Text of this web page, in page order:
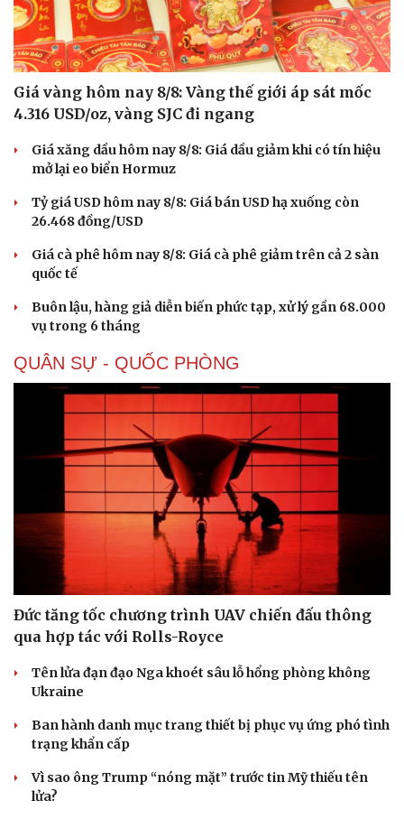
Doanh nghiệp
Thông tin doanh nghiệp
Doanh nhân
Vì cộng đồng
Công nghệ
Sành điệu
Tin Công nghệ
Trải nghiệm
Chuyển đổi số
Giá vàng hôm nay 8/8: Vàng thế giới áp sát mốc
4.316 USD/oz, vàng SJC đi ngang
Giá xăng dầu hôm nay 8/8: Giá dầu giảm khi có tín hiệu
mở lại eo biển Hormuz
Tỷ giá USD hôm nay 8/8: Giá bán USD hạ xuống còn
26.468 đồng/USD
Giá cà phê hôm nay 8/8: Giá cà phê giảm trên cả 2 sàn
quốc tế
Buôn lậu, hàng giả diễn biến phức tạp, xử lý gần 68.000
vụ trong 6 tháng
QUÂN SỰ - QUỐC PHÒNG
Đức tăng tốc chương trình UAV chiến đấu thông
qua hợp tác với Rolls-Royce
Tên lửa đạn đạo Nga khoét sâu lỗ hổng phòng không
Ukraine
Ban hành danh mục trang thiết bị phục vụ ứng phó tình
trạng khẩn cấp
Vì sao ông Trump “nóng mặt” trước tin Mỹ thiếu tên
lửa?